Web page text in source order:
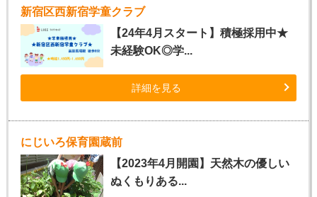
新宿区西新宿学童クラブ
【24年4月スタート】積極採用中★
未経験OK◎学...
詳細を見る
にじいろ保育園蔵前
【2023年4月開園】天然木の優しい
ぬくもりある...